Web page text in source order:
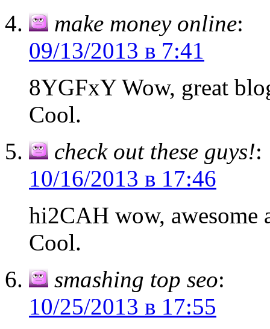
make money online:
09/13/2013 в 7:41
8YGFxY Wow, great
Cool.
check out these guys!:
10/16/2013 в 17:46
hi2CAH wow,
Cool.
smashing top seo:
10/25/2013 в 17:55